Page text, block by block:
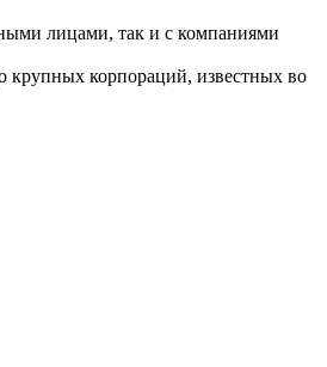
лицами, так и с компаниями
крупных корпораций, известных во